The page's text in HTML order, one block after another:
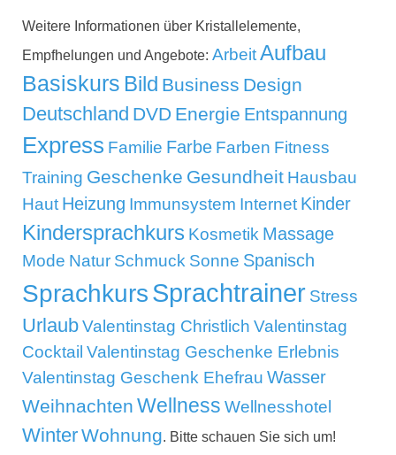
Weitere Informationen über Kristallelemente,
Empfhelungen und Angebote: ArbeitAufbau
Basiskurs Bild Business Design
Deutschland DVD Energie Entspannung
Express Familie Farbe Farben Fitness
Training Geschenke Gesundheit Hausbau
Haut Heizung Immunsystem Internet Kinder
Kindersprachkurs Kosmetik Massage
Mode Natur Schmuck Sonne Spanisch
SprachkursSprachtrainer Stress
UrlaubValentinstag Christlich Valentinstag
Cocktail Valentinstag Geschenke Erlebnis
Valentinstag Geschenk Ehefrau Wasser
Weihnachten Wellness Wellnesshotel
WinterWohnung. Bitte schauen Sie sich um!